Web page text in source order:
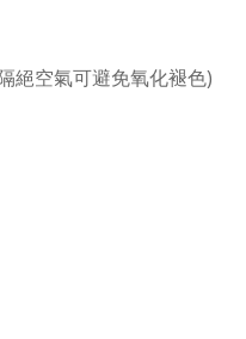
絕空氣可避免氧化褪色)